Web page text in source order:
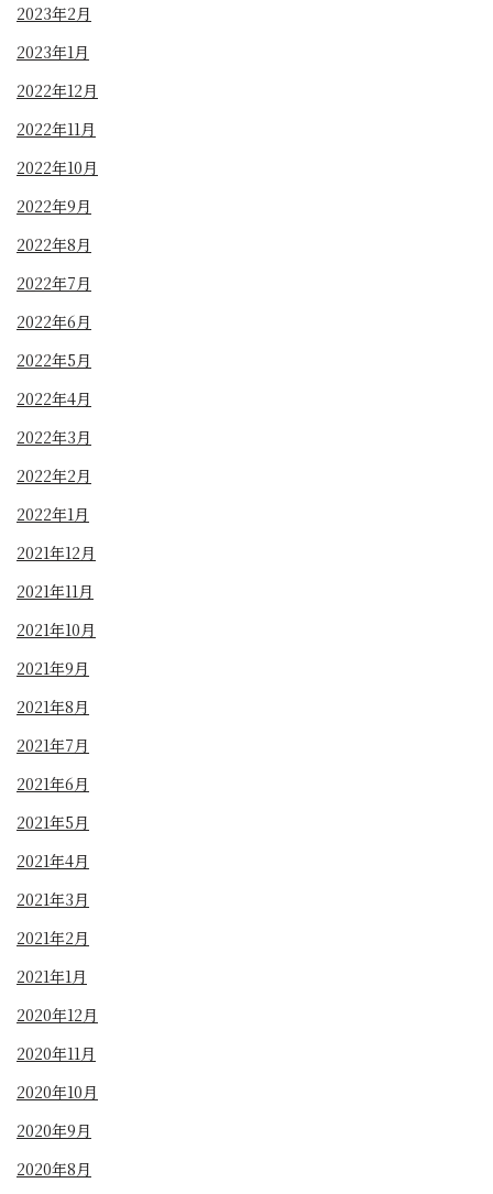
2023年2月
2023年1月
2022年12月
2022年11月
2022年10月
2022年9月
2022年8月
2022年7月
2022年6月
2022年5月
2022年4月
2022年3月
2022年2月
2022年1月
2021年12月
2021年11月
2021年10月
2021年9月
2021年8月
2021年7月
2021年6月
2021年5月
2021年4月
2021年3月
2021年2月
2021年1月
2020年12月
2020年11月
2020年10月
2020年9月
2020年8月